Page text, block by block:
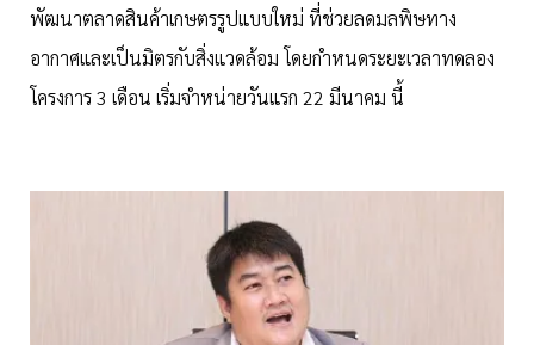
พัฒนาตลาดสินค้าเกษตรรูปแบบใหม่ ที่ช่วยลดมลพิษทาง
อากาศและเป็นมิตรกับสิ่งแวดล้อม โดยกำหนดระยะเวลาทดลอง
โครงการ 3 เดือน เริ่มจำหน่ายวันแรก 22 มีนาคม นี้